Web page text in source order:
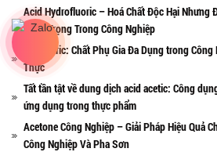
Acid Hydrofluoric – Hoá Chất Độc Hại Nhưng
Quan Trọng Trong Công Nghiệp
Acid Citric: Chất Phụ Gia Đa Dụng trong
Thực
Tất tần tật về dung dịch acid acetic: Công
ứng dụng trong thực phẩm
Acetone Công Nghiệp – Giải Pháp Hiệu Quả
Công Nghiệp Và Pha Sơn